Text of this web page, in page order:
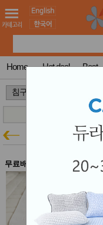
도 어린이
청소년
컬러링
북
한국학
습지
미국학
고
국 송
꽃배송
건
강
홍삼전
문브랜
건강보
조제품
기능성
MissyShop
Login
Home Hot deal Best
무료배송